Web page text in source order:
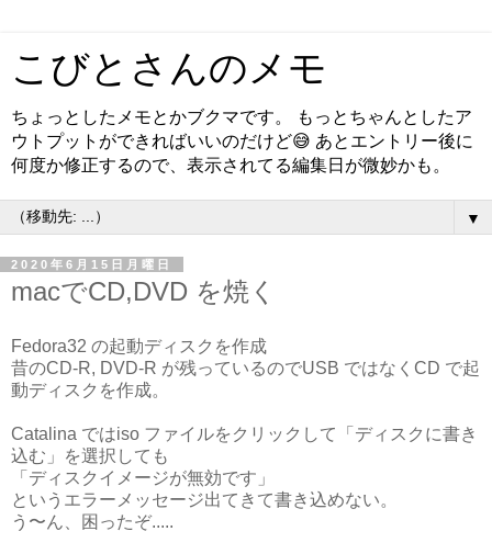
こびとさんのメモ
ちょっとしたメモとかブクマです。 もっとちゃんとしたア
ウトプットができればいいのだけど😅 あとエントリー後に
何度か修正するので、表示されてる編集日が微妙かも。
▼
2020年6月15日月曜日
macでCD,DVD を焼く
Fedora32 の起動ディスクを作成
昔のCD-R, DVD-R が残っているのでUSB ではなくCD で起
動ディスクを作成。
Catalina ではiso ファイルをクリックして「ディスクに書き
込む」を選択しても
「ディスクイメージが無効です」
というエラーメッセージ出てきて書き込めない。
う〜ん、困ったぞ.....